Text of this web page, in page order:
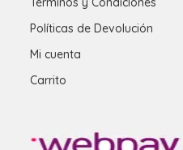
Políticas de Devolución
Mi cuenta
Carrito